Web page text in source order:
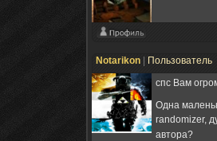
Notarikon Пользователь
спс Вам
Одна
randomizer,
автора?